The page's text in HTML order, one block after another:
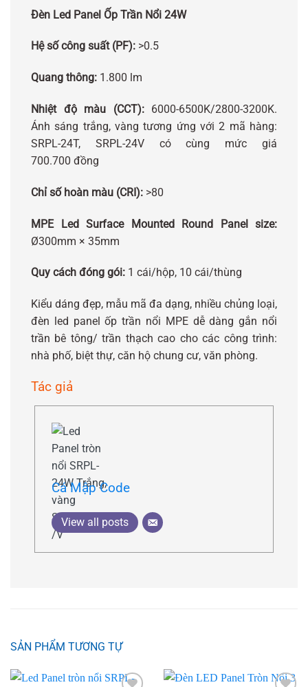
Đèn Led Panel Ốp Trần Nổi 24W
Hệ số công suất (PF): >0.5
Quang thông: 1.800 lm
Nhiệt độ màu (CCT):6000-6500K/2800-3200K.
Ánh sáng trắng, vàng tương ứng với 2 mã hàng:
SRPL-24T, SRPL-24V có cùng mức giá
700.700 đồng
Chỉ số hoàn màu (CRI): >80
MPE Led Surface Mounted Round Panel size:
Ø300mm × 35mm
Quy cách đóng gói: 1 cái/hộp, 10 cái/thùng
Kiểu dáng đẹp, mẫu mã đa dạng, nhiều chủng loại,
đèn led panel ốp trần nổi MPE dễ dàng gắn nổi
trần bê tông/ trần thạch cao cho các công trình:
nhà phố, biệt thự, căn hộ chung cư, văn phòng.
Tác giả
Cá Mập Code
View all posts
SẢN PHẨM TƯƠNG TỰ